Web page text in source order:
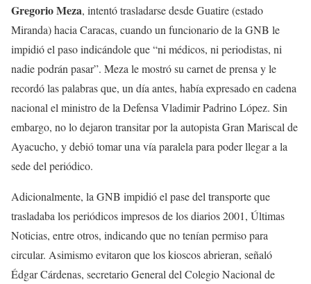
Gregorio Meza, intentó trasladarse desde Guatire (estado
Miranda) hacia Caracas, cuando un funcionario de la GNB le
impidió el paso indicándole que “ni médicos, ni periodistas, ni
nadie podrán pasar”. Meza le mostró su carnet de prensa y le
recordó las palabras que, un día antes, había expresado en cadena
nacional el ministro de la Defensa Vladimir Padrino López. Sin
embargo, no lo dejaron transitar por la autopista Gran Mariscal de
Ayacucho, y debió tomar una vía paralela para poder llegar a la
sede del periódico.
Adicionalmente, la GNB impidió el pase del transporte que
trasladaba los periódicos impresos de los diarios 2001, Últimas
Noticias, entre otros, indicando que no tenían permiso para
circular. Asimismo evitaron que los kioscos abrieran, señaló
Édgar Cárdenas, secretario General del Colegio Nacional de